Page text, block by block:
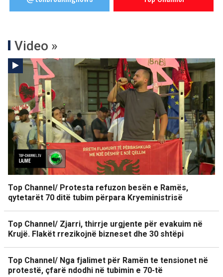
Video »
Top Channel/ Protesta refuzon besën e Ramës,
qytetarët 70 ditë tubim përpara Kryeministrisë
Top Channel/ Zjarri, thirrje urgjente për evakuim në
Krujë. Flakët rrezikojnë bizneset dhe 30 shtëpi
Top Channel/ Nga fjalimet për Ramën te tensionet në
protestë, çfarë ndodhi në tubimin e 70-të